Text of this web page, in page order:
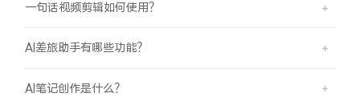
一句话视频剪辑如何使用？
AI差旅助手有哪些功能？
AI笔记创作是什么？